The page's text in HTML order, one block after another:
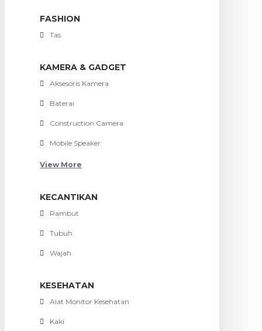
FASHION
Tas
KAMERA & GADGET
Aksesoris Kamera
Baterai
Construction Camera
Mobile Speaker
View More
KECANTIKAN
Rambut
Tubuh
Wajah
KESEHATAN
Alat Monitor Kesehatan
Kaki